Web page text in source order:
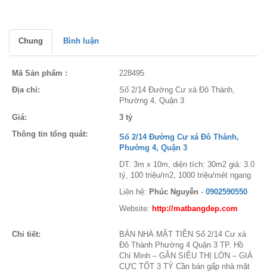
Chung Bình luận
Mã Sản phẩm :
228495
Địa chỉ:
Số 2/14 Đường Cư xá Đô Thành,
Phường 4, Quận 3
Giá:
3 tỷ
Thông tin tổng quát:
Số 2/14 Đường Cư xá Đô Thành,
Phường 4, Quận 3
DT: 3m x 10m, diện tích: 30m2 giá: 3.0
tỷ, 100 triệu/m2, 1000 triệu/mét ngang
Liên hệ: Phúc Nguyễn - 0902590550
Website: http://matbangdep.com
Chi tiết:
BÁN NHÀ MẶT TIỀN Số 2/14 Cư xá
Đô Thành Phường 4 Quận 3 TP. Hồ
Chí Minh – GẦN SIÊU THỊ LỚN – GIÁ
CỰC TỐT 3 TỶ Cần bán gấp nhà mặt